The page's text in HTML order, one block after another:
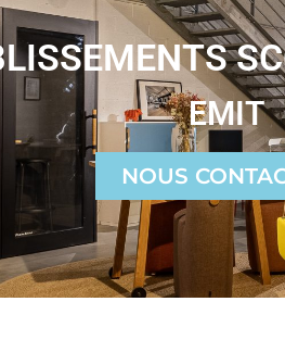
EMIT
NOUS